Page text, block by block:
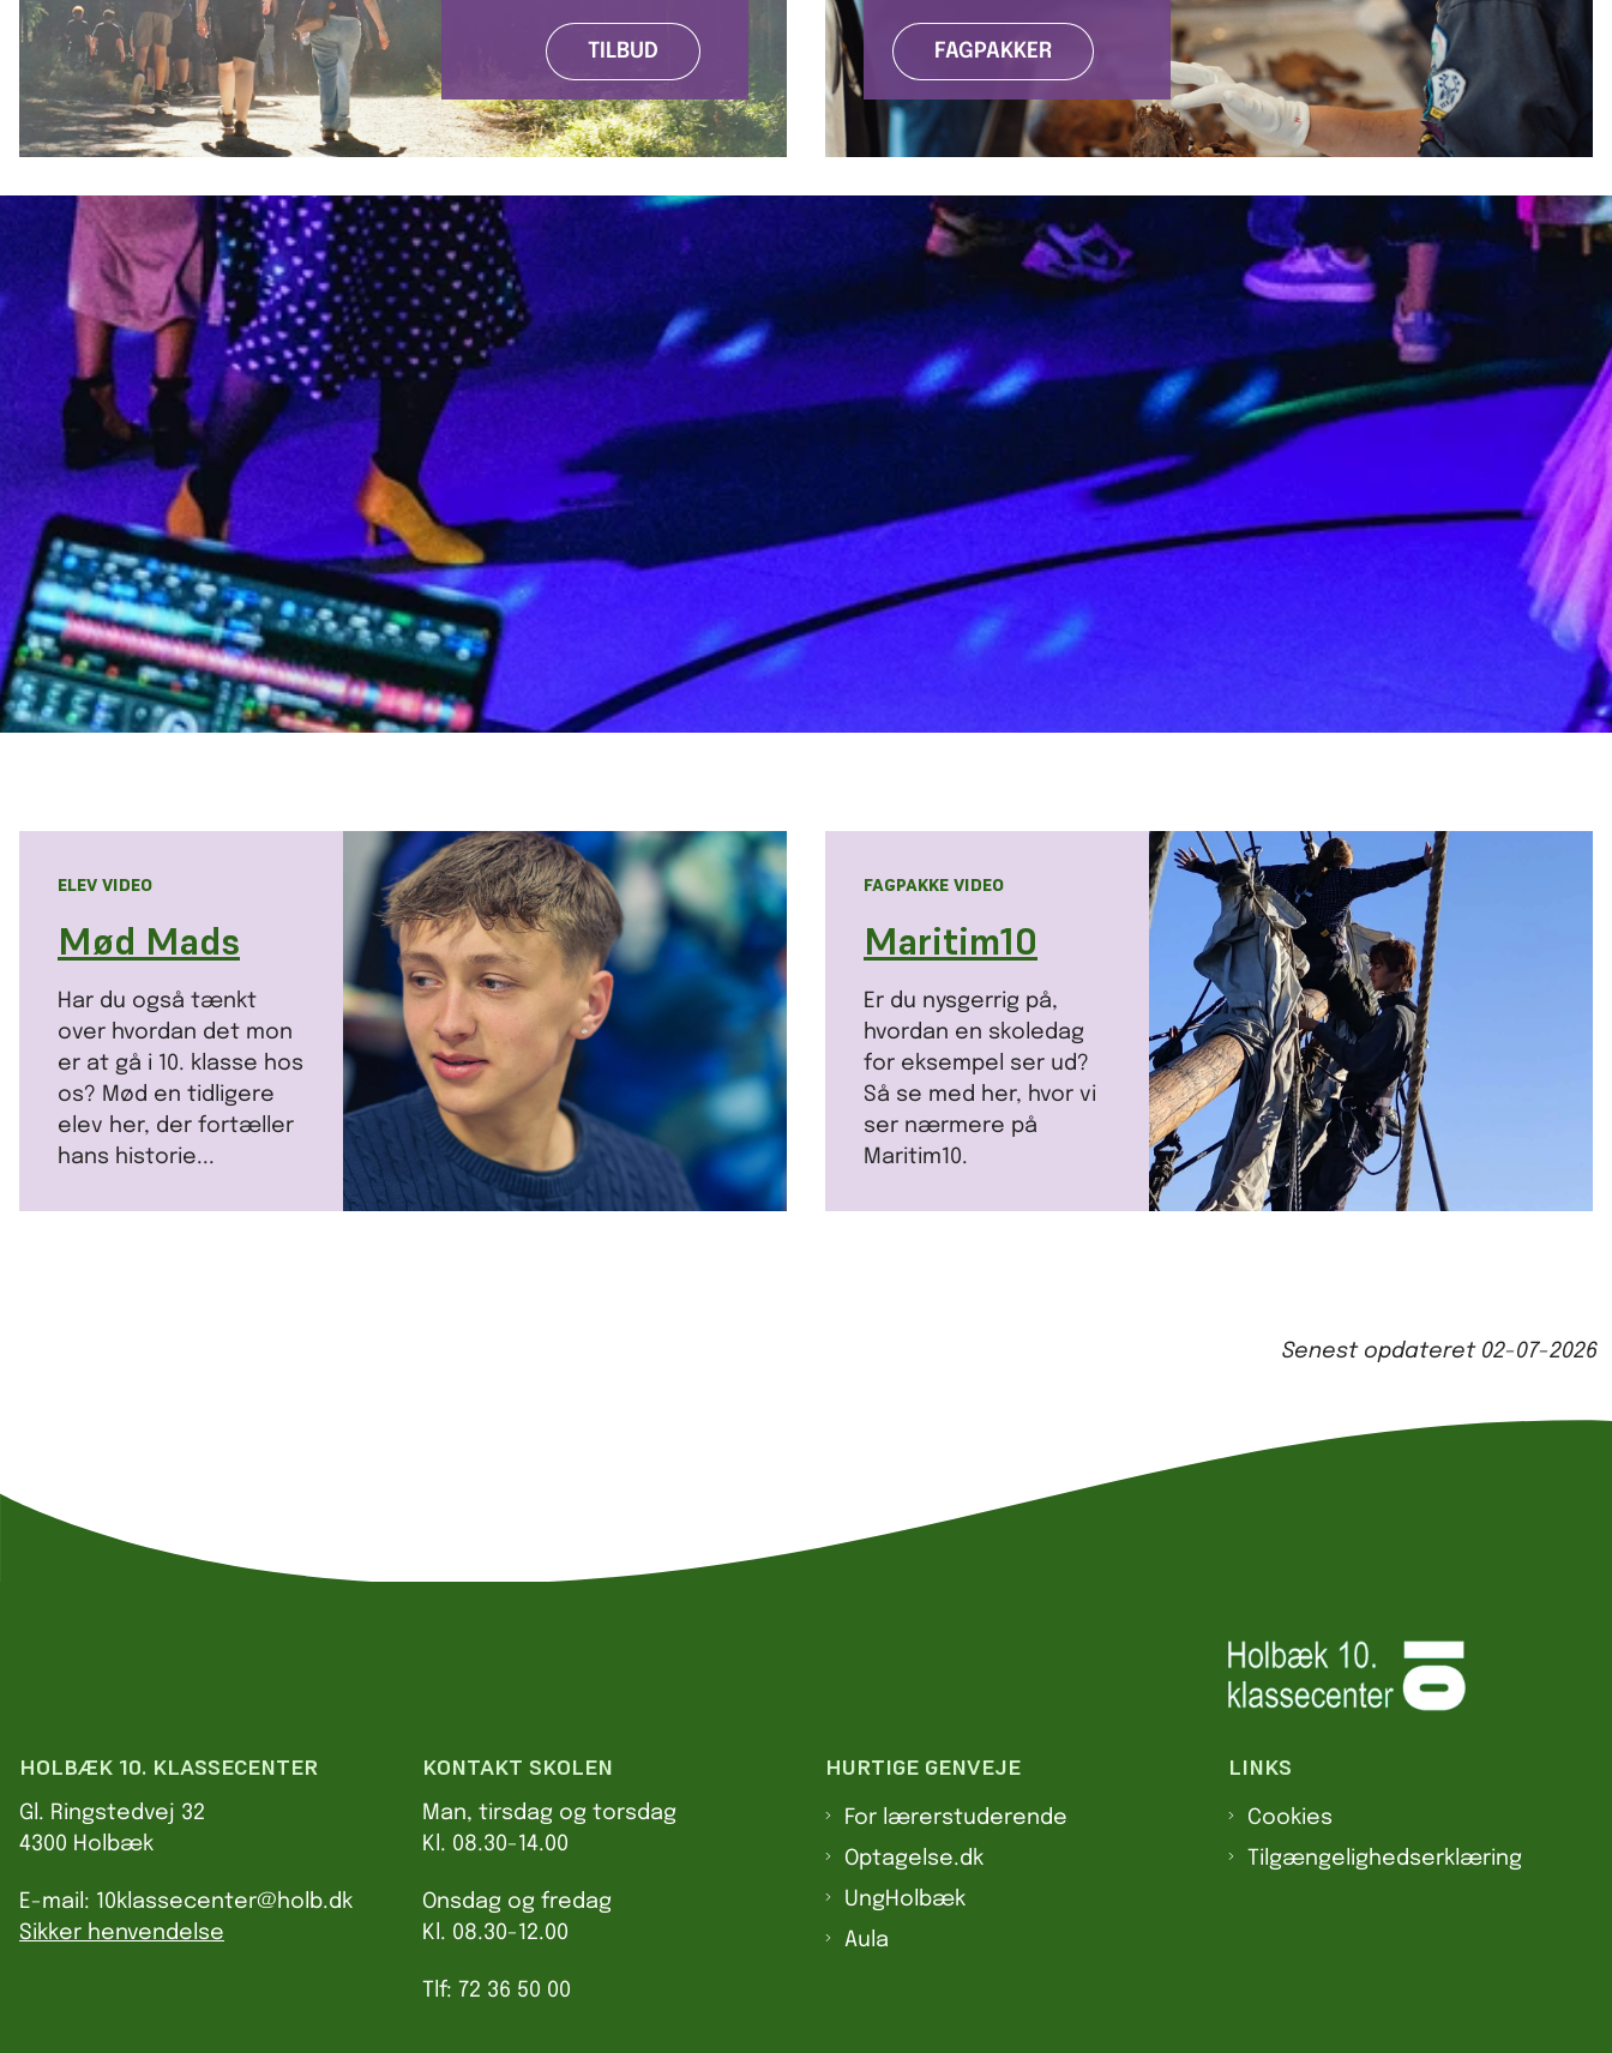
TILBUD FAGPAKKER
ELEV VIDEO
Mød Mads
Har du også tænkt
over hvordan det mon
er at gå i 10. klasse hos
os? Mød en tidligere
elev her, der fortæller
hans historie...
FAGPAKKE VIDEO
Maritim10
Er du nysgerrig på,
hvordan en skoledag
for eksempel ser ud?
Så se med her, hvor vi
ser nærmere på
Maritim10.
Senest opdateret 02-07-2026
HOLBÆK 10. KLASSECENTER
Gl. Ringstedvej 32
4300 Holbæk
E-mail: 10klassecenter@holb.dk
Sikker henvendelse
KONTAKT SKOLEN
Man, tirsdag og torsdag
Kl. 08.30-14.00
Onsdag og fredag
Kl. 08.30-12.00
Tlf: 72 36 50 00
HURTIGE GENVEJE
For lærerstuderende
Optagelse.dk
UngHolbæk
Aula
LINKS
Cookies
Tilgængelighedserklæring